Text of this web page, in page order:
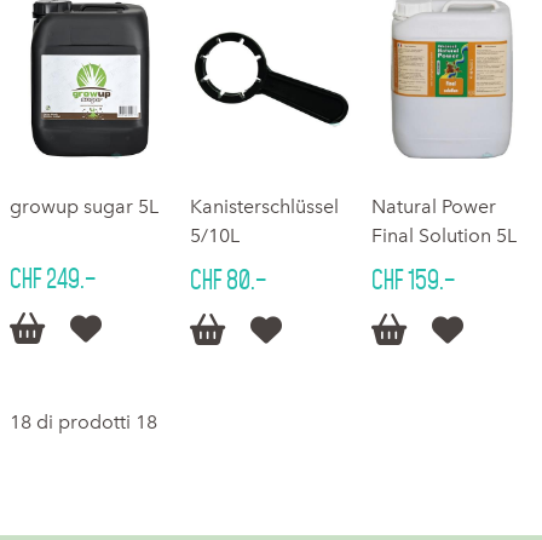
growup sugar 5L
CHF 249.–
 
Kanisterschlüssel
5/10L
CHF 80.–
 
Natural Power
Final Solution 5L
CHF 159.–
 
18 di prodotti 18